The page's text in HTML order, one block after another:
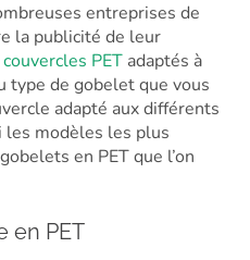
entreprises de
la publicité de leur
couvercles PETadaptés à
type de gobelet que vous
adapté aux différents
les modèles les plus
en PET que l’on
en PET